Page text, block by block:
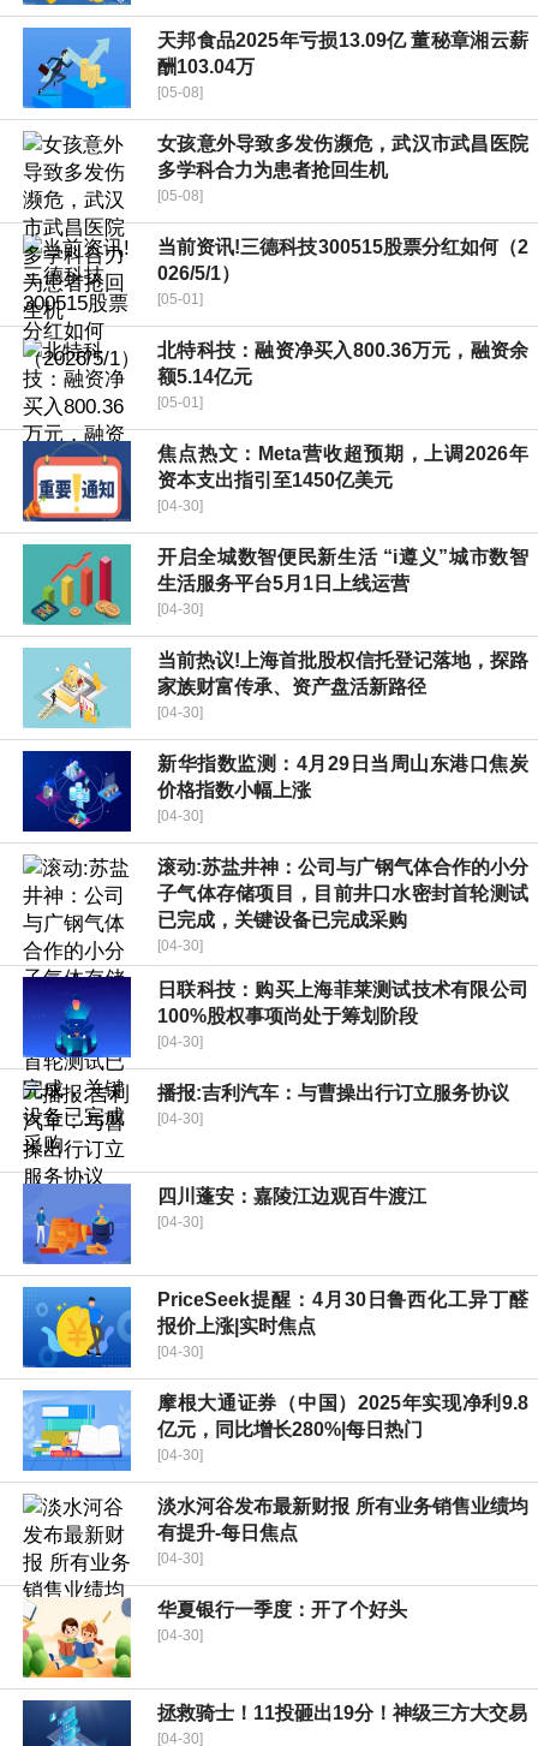
天邦食品2025年亏损13.09亿 董秘章湘云薪
酬103.04万
[05-08]
女孩意外导致多发伤濒危，武汉市武昌医院
多学科合力为患者抢回生机
[05-08]
当前资讯!三德科技300515股票分红如何（2
026/5/1）
[05-01]
北特科技：融资净买入800.36万元，融资余
额5.14亿元
[05-01]
焦点热文：Meta营收超预期，上调2026年
资本支出指引至1450亿美元
[04-30]
开启全城数智便民新生活 “i遵义”城市数智
生活服务平台5月1日上线运营
[04-30]
当前热议!上海首批股权信托登记落地，探路
家族财富传承、资产盘活新路径
[04-30]
新华指数监测：4月29日当周山东港口焦炭
价格指数小幅上涨
[04-30]
滚动:苏盐井神：公司与广钢气体合作的小分
子气体存储项目，目前井口水密封首轮测试
已完成，关键设备已完成采购
[04-30]
日联科技：购买上海菲莱测试技术有限公司
100%股权事项尚处于筹划阶段
[04-30]
播报:吉利汽车：与曹操出行订立服务协议
[04-30]
四川蓬安：嘉陵江边观百牛渡江
[04-30]
PriceSeek提醒：4月30日鲁西化工异丁醛
报价上涨|实时焦点
[04-30]
摩根大通证券（中国）2025年实现净利9.8
亿元，同比增长280%|每日热门
[04-30]
淡水河谷发布最新财报 所有业务销售业绩均
有提升-每日焦点
[04-30]
华夏银行一季度：开了个好头
[04-30]
拯救骑士！11投砸出19分！神级三方大交易
[04-30]